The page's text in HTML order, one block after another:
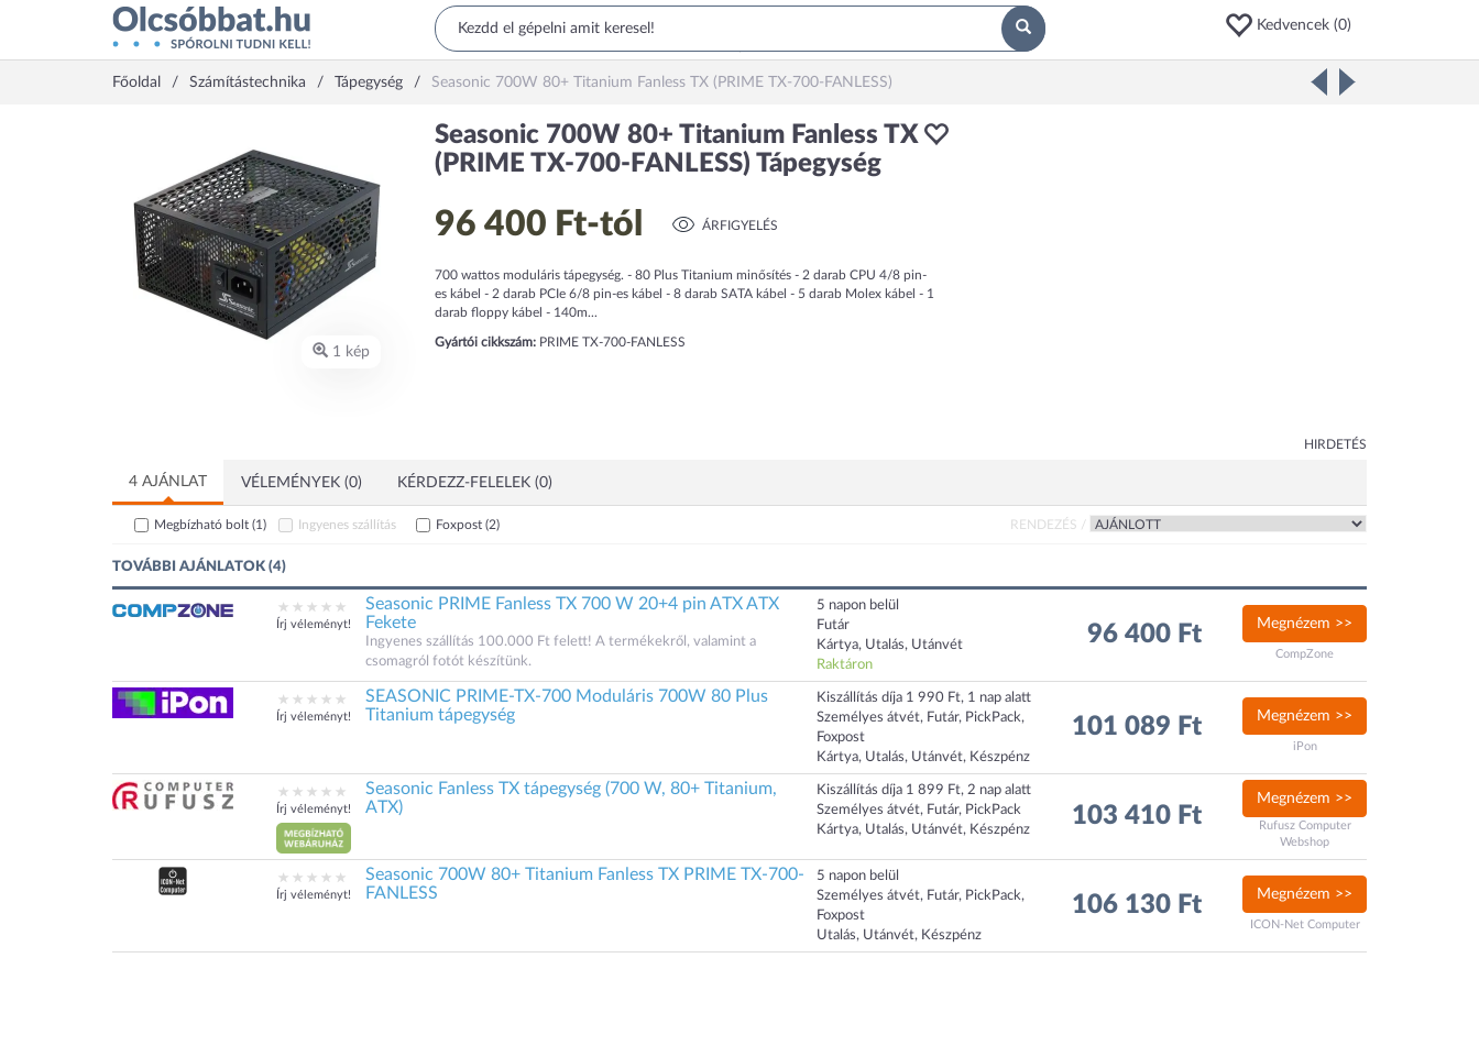
Kedvencek (0)
Főoldal Számítástechnika Tápegység Seasonic 700W 80+ Titanium Fanless TX (PRIME TX-700-FANLESS)
1 kép
Seasonic 700W 80+ Titanium Fanless TX
(PRIME TX-700-FANLESS) Tápegység
96 400 Ft-tól ÁRFIGYELÉS
700 wattos moduláris tápegység. - 80 Plus Titanium minősítés - 2 darab CPU 4/8 pin-
es kábel - 2 darab PCIe 6/8 pin-es kábel - 8 darab SATA kábel - 5 darab Molex kábel - 1
darab floppy kábel - 140m...
Gyártói cikkszám:PRIME TX-700-FANLESS
HIRDETÉS
4 AJÁNLAT VÉLEMÉNYEK (0) KÉRDEZZ-FELELEK (0)
Megbízható bolt (1) Ingyenes szállítás Foxpost (2) RENDEZÉS /
TOVÁBBI AJÁNLATOK (4)
Írj véleményt!
Seasonic PRIME Fanless TX 700 W 20+4 pin ATX ATX
Fekete
Ingyenes szállítás 100.000 Ft felett! A termékekről, valamint a
csomagról fotót készítünk.
5 napon belül
Futár
Kártya, Utalás, Utánvét
Raktáron
96 400 Ft Megnézem >>
CompZone
Írj véleményt!
SEASONIC PRIME-TX-700 Moduláris 700W 80 Plus
Titanium tápegység
Kiszállítás díja 1 990 Ft, 1 nap alatt
Személyes átvét, Futár, PickPack,
Foxpost
Kártya, Utalás, Utánvét, Készpénz
101 089 Ft Megnézem >>
iPon
Írj véleményt!
Seasonic Fanless TX tápegység (700 W, 80+ Titanium,
ATX)
Kiszállítás díja 1 899 Ft, 2 nap alatt
Személyes átvét, Futár, PickPack
Kártya, Utalás, Utánvét, Készpénz
103 410 Ft
Megnézem >>
Rufusz Computer
Webshop
Írj véleményt!
Seasonic 700W 80+ Titanium Fanless TX PRIME TX-700-
FANLESS
5 napon belül
Személyes átvét, Futár, PickPack,
Foxpost
Utalás, Utánvét, Készpénz
106 130 Ft Megnézem >>
ICON-Net Computer